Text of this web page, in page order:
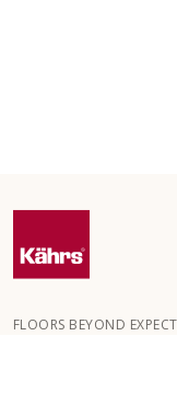
FLOORS BEYOND